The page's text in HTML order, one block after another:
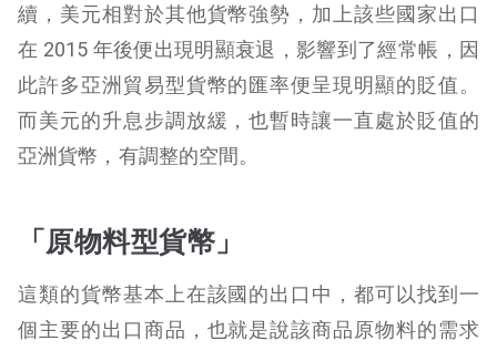
續，美元相對於其他貨幣強勢，加上該些國家出口
在 2015 年後便出現明顯衰退，影響到了經常帳，因
此許多亞洲貿易型貨幣的匯率便呈現明顯的貶值。
而美元的升息步調放緩，也暫時讓一直處於貶值的
亞洲貨幣，有調整的空間。
「原物料型貨幣」
這類的貨幣基本上在該國的出口中，都可以找到一
個主要的出口商品，也就是說該商品原物料的需求